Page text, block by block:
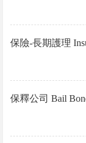
保釋公司 Bail